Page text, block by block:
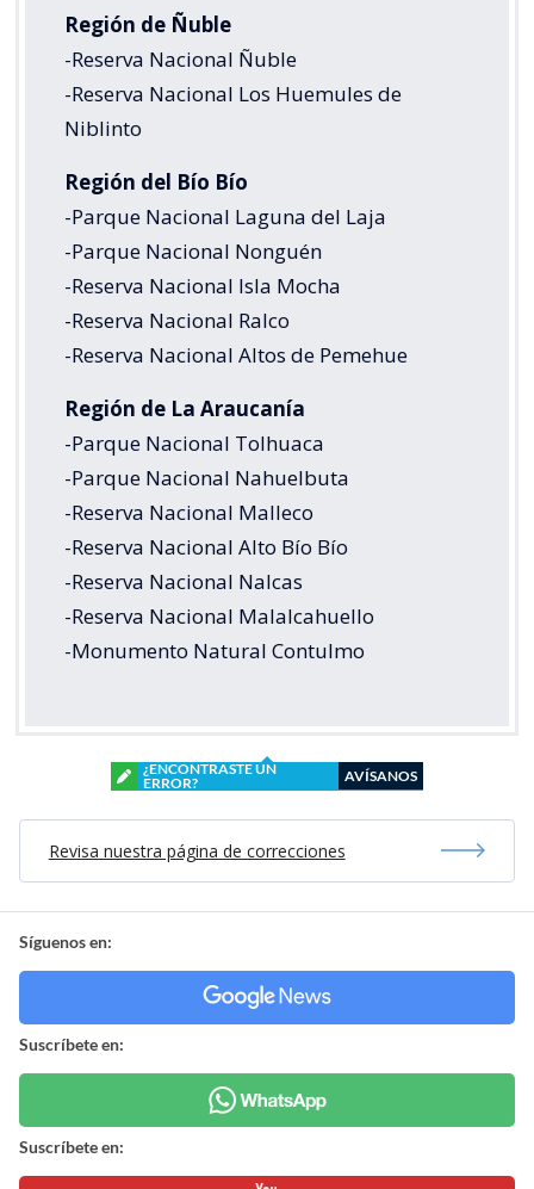
Región de Ñuble
-Reserva Nacional Ñuble
-Reserva Nacional Los Huemules de
Niblinto
Región del Bío Bío
-Parque Nacional Laguna del Laja
-Parque Nacional Nonguén
-Reserva Nacional Isla Mocha
-Reserva Nacional Ralco
-Reserva Nacional Altos de Pemehue
Región de La Araucanía
-Parque Nacional Tolhuaca
-Parque Nacional Nahuelbuta
-Reserva Nacional Malleco
-Reserva Nacional Alto Bío Bío
-Reserva Nacional Nalcas
-Reserva Nacional Malalcahuello
-Monumento Natural Contulmo
¿ENCONTRASTE UN
ERROR?
AVÍSANOS
Revisa nuestra página de correcciones
Síguenos en:
Suscríbete en:
Suscríbete en: